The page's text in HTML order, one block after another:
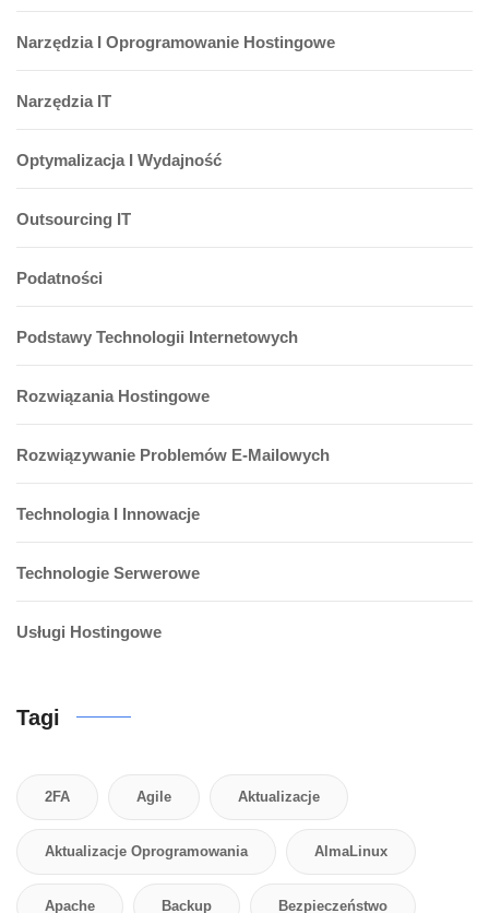
Narzędzia I Oprogramowanie Hostingowe
Narzędzia IT
Optymalizacja I Wydajność
Outsourcing IT
Podatności
Podstawy Technologii Internetowych
Rozwiązania Hostingowe
Rozwiązywanie Problemów E-Mailowych
Technologia I Innowacje
Technologie Serwerowe
Usługi Hostingowe
Tagi
2FA Agile Aktualizacje
Aktualizacje Oprogramowania AlmaLinux
Apache Backup Bezpieczeństwo